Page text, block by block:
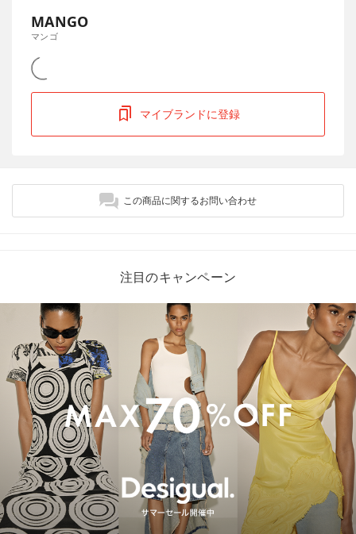
MANGO
マンゴ
マイブランドに登録
この商品に関するお問い合わせ
注目のキャンペーン